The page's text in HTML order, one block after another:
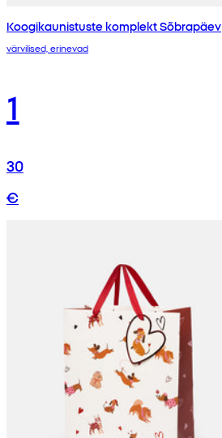
Koogikaunistuste komplekt Sõbrapäev
värvilised, erinevad
1
30
€